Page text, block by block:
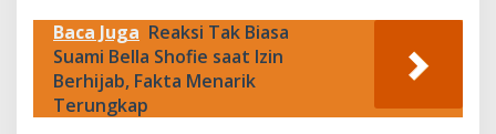
Baca Juga Reaksi Tak Biasa
Suami Bella Shofie saat Izin
Berhijab, Fakta Menarik
Terungkap